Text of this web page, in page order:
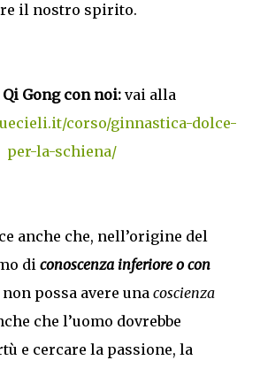
il nostro spirito.
Gong con noi:vai alla
corso/ginnastica-dolce-
per-la-schiena/
anche che, nell’origine del
di conoscenza inferiore o con
non possa avere una coscienza
che l’uomo dovrebbe
e cercare la passione, la